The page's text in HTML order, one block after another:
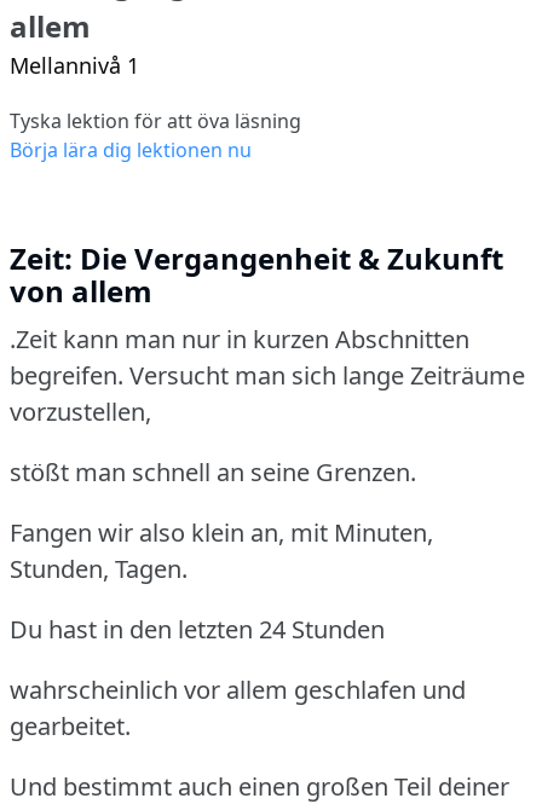
allem
Mellannivå 1
Tyska lektion för att öva läsning
Börja lära dig lektionen nu
Zeit: Die Vergangenheit & Zukunft
von allem
.Zeit kann man nur in kurzen Abschnitten
begreifen. Versucht man sich lange Zeiträume
vorzustellen,
stößt man schnell an seine Grenzen.
Fangen wir also klein an, mit Minuten,
Stunden, Tagen.
Du hast in den letzten 24 Stunden
wahrscheinlich vor allem geschlafen und
gearbeitet.
Und bestimmt auch einen großen Teil deiner